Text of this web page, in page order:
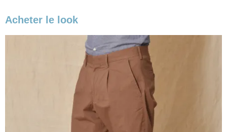
Acheter le look